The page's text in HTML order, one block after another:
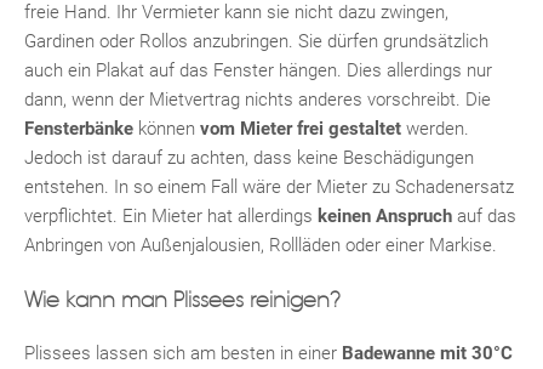
freie Hand. Ihr Vermieter kann sie nicht dazu zwingen,
Gardinen oder Rollos anzubringen. Sie dürfen grundsätzlich
auch ein Plakat auf das Fenster hängen. Dies allerdings nur
dann, wenn der Mietvertrag nichts anderes vorschreibt. Die
Fensterbänke können vom Mieter frei gestaltet werden.
Jedoch ist darauf zu achten, dass keine Beschädigungen
entstehen. In so einem Fall wäre der Mieter zu Schadenersatz
verpflichtet. Ein Mieter hat allerdings keinen Anspruch auf das
Anbringen von Außenjalousien, Rollläden oder einer Markise.
Wie kann man Plissees reinigen?
Plissees lassen sich am besten in einer Badewanne mit 30°C